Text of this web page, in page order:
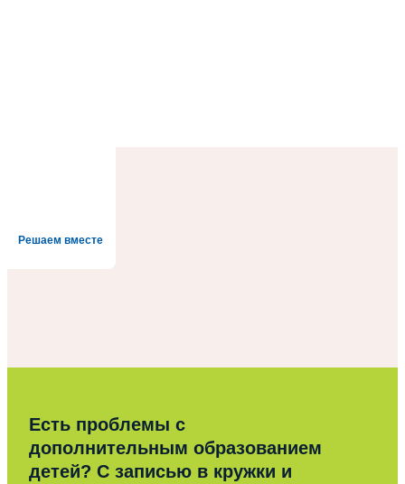
Решаем вместе
Есть проблемы с
дополнительным образованием
детей? С записью в кружки и